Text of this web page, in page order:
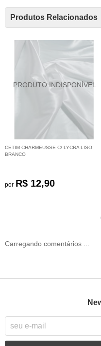
Produtos Relacionados
CETIM CHARMEUSSE C/ LYCRA LISO
BRANCO
por R$ 12,90
Carregando comentários ...